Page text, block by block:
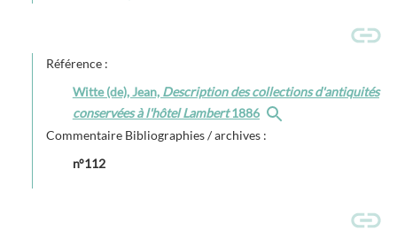
Référence :
Witte (de), Jean, Description des collections d'antiquités
conservées à l'hôtel Lambert1886
Commentaire Bibliographies / archives :
n°112